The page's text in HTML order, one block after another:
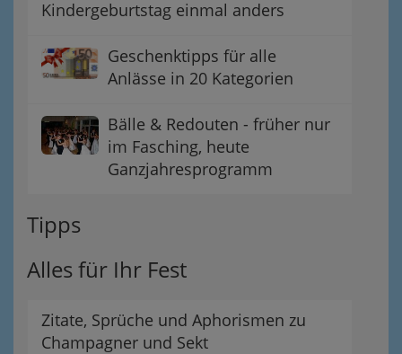
Kindergeburtstag einmal anders
Geschenktipps für alle
Anlässe in 20 Kategorien
Bälle & Redouten - früher nur
im Fasching, heute
Ganzjahresprogramm
Tipps
Alles für Ihr Fest
Zitate, Sprüche und Aphorismen zu
Champagner und Sekt